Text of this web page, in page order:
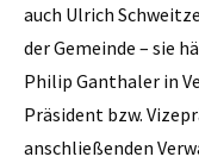
auch Ulrich
der Gemeinde – sie
Philip Ganthaler in
Präsident bzw.
anschließenden